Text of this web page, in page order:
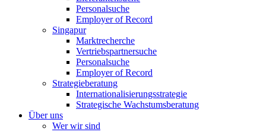
Personalsuche
Employer of Record
Singapur
Marktrecherche
Vertriebspartnersuche
Personalsuche
Employer of Record
Strategieberatung
Internationalisierungsstrategie
Strategische Wachstumsberatung
Über uns
Wer wir sind